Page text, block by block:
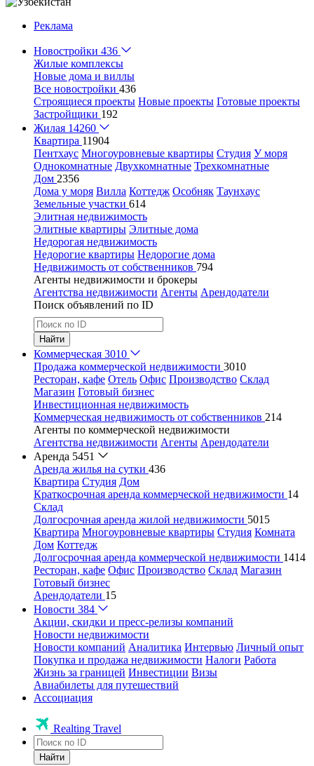
Реклама
Новостройки 436
Жилые комплексы
Новые дома и виллы
Все новостройки 436
Строящиеся проекты Новые проекты Готовые проекты
Застройщики 192
Жилая 14260
Квартира 11904
Пентхаус Многоуровневые квартиры Студия У моря
Однокомнатные Двухкомнатные Трехкомнатные
Дом 2356
Дома у моря Вилла Коттедж Особняк Таунхаус
Земельные участки 614
Элитная недвижимость
Элитные квартиры Элитные дома
Недорогая недвижимость
Недорогие квартиры Недорогие дома
Недвижимость от собственников 794
Агенты недвижимости и брокеры
Агентства недвижимости Агенты Арендодатели
Поиск объявлений по ID
Найти
Коммерческая 3010
Продажа коммерческой недвижимости 3010
Ресторан, кафе Отель Офис Производство Склад
Магазин Готовый бизнес
Инвестиционная недвижимость
Коммерческая недвижимость от собственников 214
Агенты по коммерческой недвижимости
Агентства недвижимости Агенты Арендодатели
Аренда 5451
Аренда жилья на сутки 436
Квартира Студия Дом
Краткосрочная аренда коммерческой недвижимости 14
Склад
Долгосрочная аренда жилой недвижимости 5015
Квартира Многоуровневые квартиры Студия Комната
Дом Коттедж
Долгосрочная аренда коммерческой недвижимости 1414
Ресторан, кафе Офис Производство Склад Магазин
Готовый бизнес
Арендодатели 15
Новости 384
Акции, скидки и пресс-релизы компаний
Новости недвижимости
Новости компаний Аналитика Интервью Личный опыт
Покупка и продажа недвижимости Налоги Работа
Жизнь за границей Инвестиции Визы
Авиабилеты для путешествий
Ассоциация
Realting Travel
Найти